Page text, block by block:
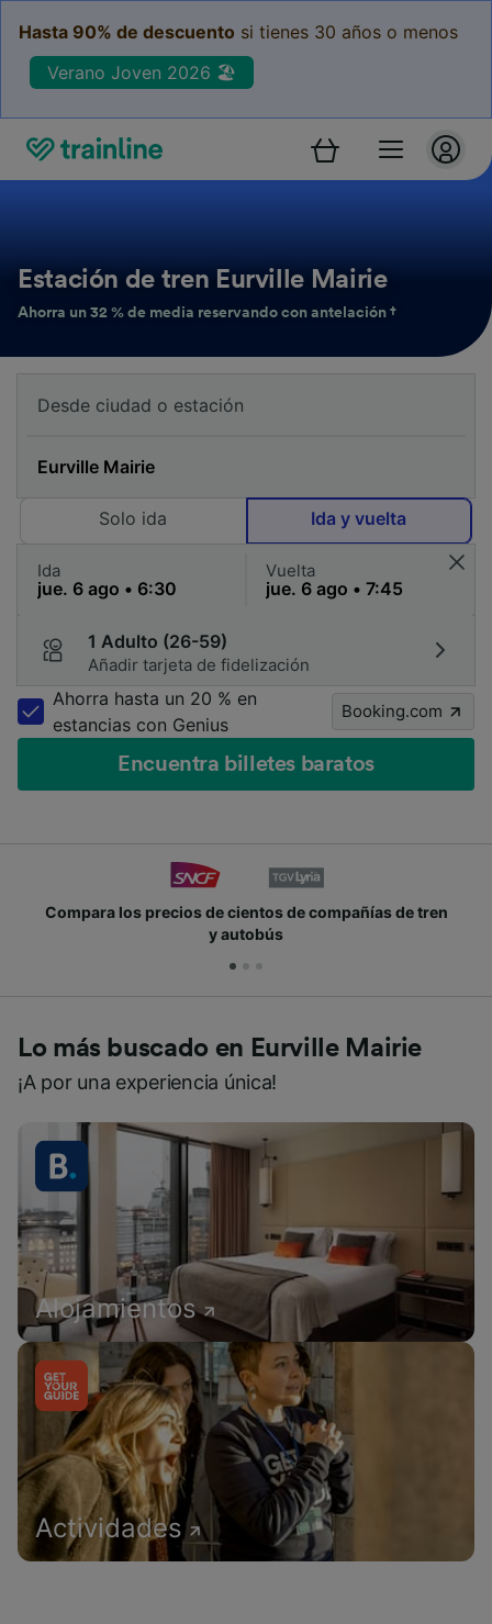
Hasta 90% de descuento si tienes 30 años o menos
Verano Joven 2026 🏖️
Estación de tren Eurville Mairie
Ahorra un 32 % de media reservando con antelación †
Solo ida Ida y vuelta
Ida Vuelta
1 Adulto (26-59)
Añadir tarjeta de fidelización
Ahorra hasta un 20 % en
estancias con Genius
Booking.com
Encuentra billetes baratos
Compara los precios de cientos de compañías de tren
y autobús
Lo más buscado en Eurville Mairie
¡A por una experiencia única!
Alojamientos
Actividades